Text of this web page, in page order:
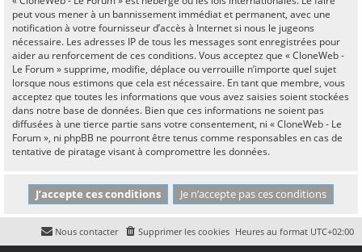
peut vous mener à un bannissement immédiat et permanent, avec une
notification à votre fournisseur d’accès à Internet si nous le jugeons
nécessaire. Les adresses IP de tous les messages sont enregistrées pour
aider au renforcement de ces conditions. Vous acceptez que « CloneWeb -
Le Forum » supprime, modifie, déplace ou verrouille n’importe quel sujet
lorsque nous estimons que cela est nécessaire. En tant que membre, vous
acceptez que toutes les informations que vous avez saisies soient stockées
dans notre base de données. Bien que ces informations ne soient pas
diffusées à une tierce partie sans votre consentement, ni « CloneWeb - Le
Forum », ni phpBB ne pourront être tenus comme responsables en cas de
tentative de piratage visant à compromettre les données.
Heures au format UTC+02:00
Supprimer les cookies
Nous contacter